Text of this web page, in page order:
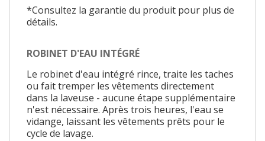
*Consultez la garantie du produit pour plus de
détails.
ROBINET D'EAU INTÉGRÉ
Le robinet d'eau intégré rince, traite les taches
ou fait tremper les vêtements directement
dans la laveuse - aucune étape supplémentaire
n'est nécessaire. Après trois heures, l'eau se
vidange, laissant les vêtements prêts pour le
cycle de lavage.